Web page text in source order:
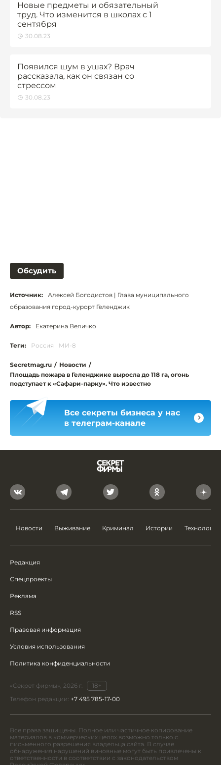
Новые предметы и обязательный
труд. Что изменится в школах с 1
сентября
30.08.23
Появился шум в ушах? Врач
рассказала, как он связан со
стрессом
30.08.23
Обсудить
Источник:
Алексей Богодистов | Глава муниципального
образования город-курорт Геленджик
Автор: Екатерина Величко
Теги: Россия МИ-8
Secretmag.ru / Новости /
Площадь пожара в Геленджике выросла до 118 га, огонь
подступает к «Сафари-парку». Что известно
Все секреты бизнеса у нас
в телеграм-канале
Новости Выживание Криминал Истории Технологии
Редакция
Спецпроекты
Реклама
RSS
Правовая информация
Условия использования
Политика конфиденциальности
«Секрет фирмы», 2026 г.
18+
Телефон редакции: +7 495 785-17-00
Все права защищены. Полное или частичное копирование
материалов в коммерческих целях возможно только с
письменного разрешения владельца сайта. В случае
обнаружения нарушений виновные могут быть привлечены к
ответственности в соответствии с законодательством